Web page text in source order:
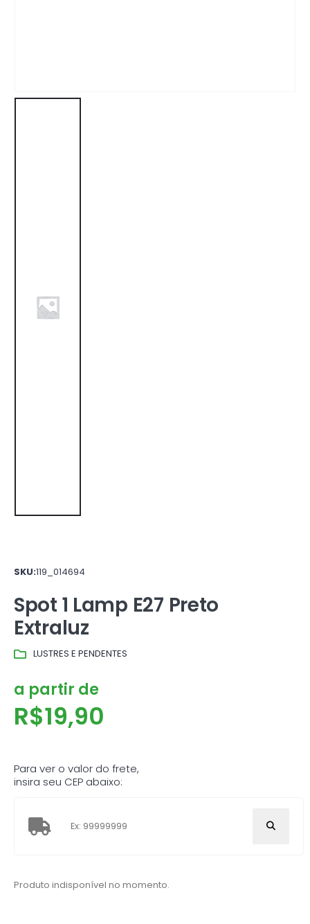
SKU:119_014694
Spot 1 Lamp E27 Preto
Extraluz
LUSTRES E PENDENTES
a partir de
R$19,90
Para ver o valor do frete,
insira seu CEP abaixo:
Produto indisponível no momento.